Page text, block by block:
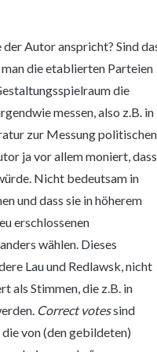
Autor anspricht? Sind
die etablierten Parteien
die
messen, also z.B. in
zur Messung politischen
ja vor allem moniert, dass
Nicht bedeutsam in
und dass sie in höherem
erschlossenen
wählen. Dieses
Lau und Redlawsk, nicht
als Stimmen, die z.B. in
Correct votessind
von (den gebildeten)